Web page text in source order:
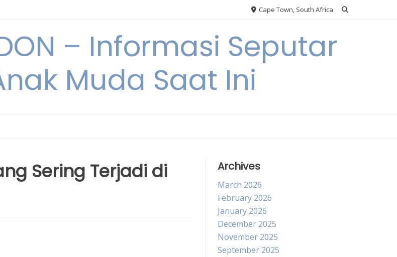
Cape Town, South Africa
– Informasi Seputar
Muda Saat Ini
Sering Terjadi di
Archives
March 2026
February 2026
January 2026
December 2025
November 2025
September 2025